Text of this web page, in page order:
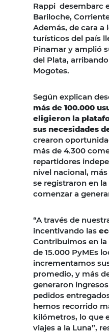
Rappi desembarc
Bariloche,
Además, de cara
turísticos del país
Pinamar y amplió
del Plata,
Mogotes.
Según explican
más de 100.000
eligieron la
sus necesidades
crearon
más de 4.300
repartidores
nivel nacional,
se registraron en
comenzar a
“A través de
incentivando las
Contribuimos en
de 15.000 PyMEs
incrementamos
promedio, y más
generaron
pedidos
hemos recorrido
kilómetros, lo que
viajes a la Luna”,